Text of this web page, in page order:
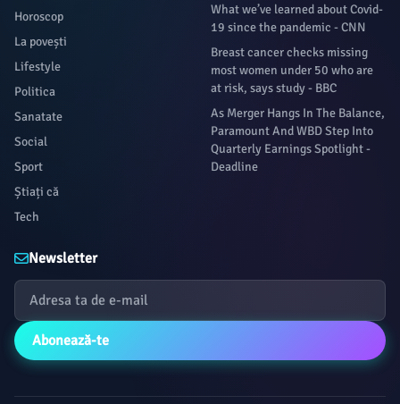
Horoscop
La povești
Lifestyle
Politica
Sanatate
Social
Sport
Știați că
Tech
What we’ve learned about Covid-
19 since the pandemic - CNN
Breast cancer checks missing
most women under 50 who are
at risk, says study - BBC
As Merger Hangs In The Balance,
Paramount And WBD Step Into
Quarterly Earnings Spotlight -
Deadline
Newsletter
Abonează-te